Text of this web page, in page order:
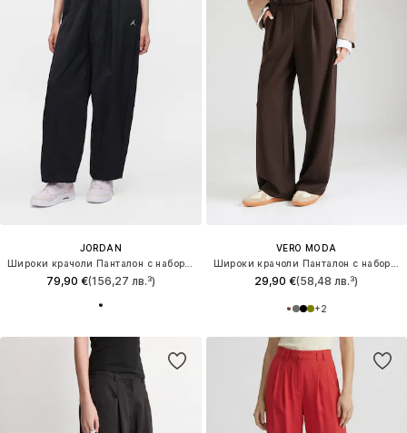
JORDAN
Широки крачоли Панталон с набор 'Brooklyn'
79,90 €(156,27 лв.³)
VERO MODA
Широки крачоли Панталон с набор 'VMStar'
29,90 €(58,48 лв.³)
+2